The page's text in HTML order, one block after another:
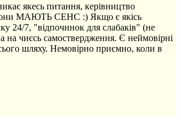
якесь питання, керівництво
вони МАЮТЬ СЕНС :) Якщо є якісь
24/7, "відпочинок для слабаків" (не
на чиєсь самоствердження. Є неймовірні
шляху. Немовірно приємно, коли в